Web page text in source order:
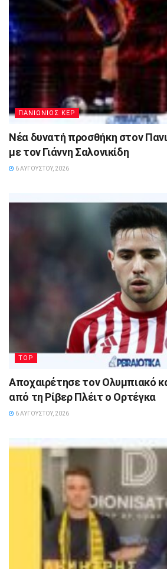
ΠΑΝΙΩΝΙΟΣ ΚΕΡ
Νέα δυνατή προσθήκη στον
με τον Γιάννη Σαλονικίδη
6 ΑΥΓΟΎΣΤΟΥ, 2026
TOP
Αποχαιρέτησε τον Ολυμπιακό
από τη Ρίβερ Πλέιτ ο Ορτέγκα
6 ΑΥΓΟΎΣΤΟΥ, 2026